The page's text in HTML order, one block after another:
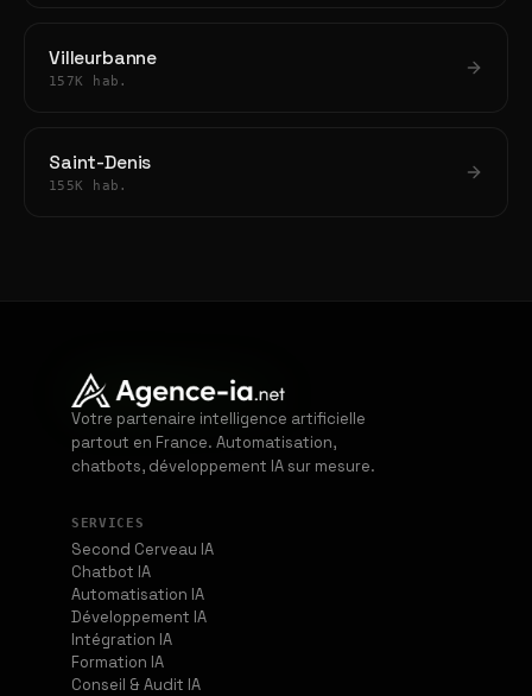
Villeurbanne
157K hab.
Saint-Denis
155K hab.
Votre partenaire intelligence artificielle
partout en France. Automatisation,
chatbots, développement IA sur mesure.
SERVICES
Second Cerveau IA
Chatbot IA
Automatisation IA
Développement IA
Intégration IA
Formation IA
Conseil & Audit IA